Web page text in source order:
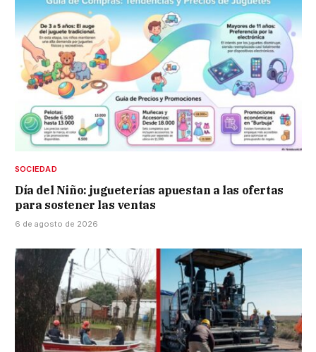
SOCIEDAD
Día del Niño: jugueterías apuestan a las ofertas
para sostener las ventas
6 de agosto de 2026